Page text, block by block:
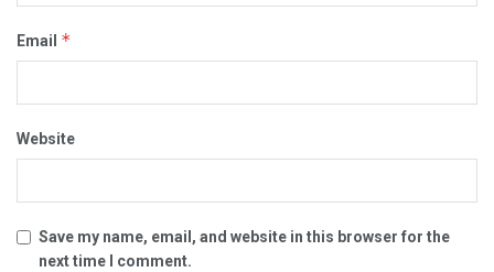
Email *
Website
Save my name, email, and website in this browser for the
next time I comment.